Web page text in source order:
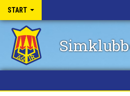
START